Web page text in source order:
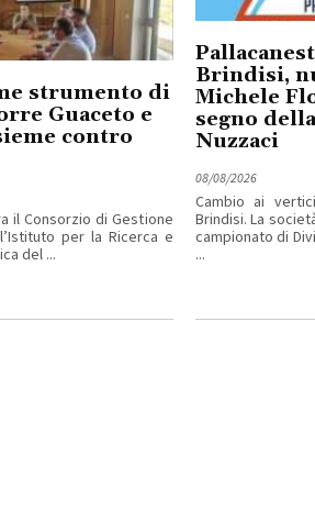
strumento di
Guaceto e
contro
il Consorzio di Gestione
per la Ricerca e
del ...
Brindisi,
Michele
segno
Nuzzaci
08/08/2026
Cambio ai
Brindisi. La
campionato di
...